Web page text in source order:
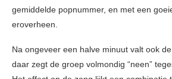
gemiddelde popnummer, en met een
eroverheen.
Na ongeveer een halve minuut valt ook
daar zegt de groep volmondig “neen”